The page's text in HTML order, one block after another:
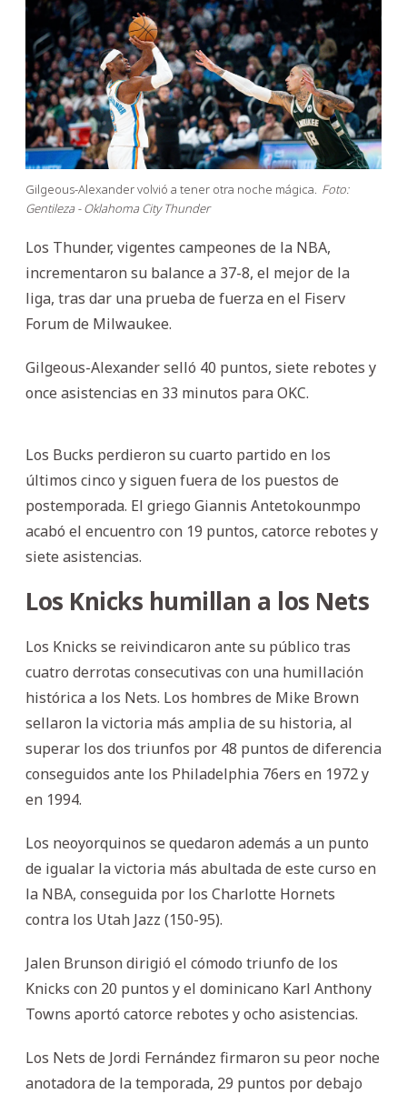
Gilgeous-Alexander volvió a tener otra noche mágica. Foto:
Gentileza - Oklahoma City Thunder
Los Thunder, vigentes campeones de la NBA,
incrementaron su balance a 37-8, el mejor de la
liga, tras dar una prueba de fuerza en el Fiserv
Forum de Milwaukee.
Gilgeous-Alexander selló 40 puntos, siete rebotes y
once asistencias en 33 minutos para OKC.
Los Bucks perdieron su cuarto partido en los
últimos cinco y siguen fuera de los puestos de
postemporada. El griego Giannis Antetokounmpo
acabó el encuentro con 19 puntos, catorce rebotes y
siete asistencias.
Los Knicks humillan a los Nets
Los Knicks se reivindicaron ante su público tras
cuatro derrotas consecutivas con una humillación
histórica a los Nets. Los hombres de Mike Brown
sellaron la victoria más amplia de su historia, al
superar los dos triunfos por 48 puntos de diferencia
conseguidos ante los Philadelphia 76ers en 1972 y
en 1994.
Los neoyorquinos se quedaron además a un punto
de igualar la victoria más abultada de este curso en
la NBA, conseguida por los Charlotte Hornets
contra los Utah Jazz (150-95).
Jalen Brunson dirigió el cómodo triunfo de los
Knicks con 20 puntos y el dominicano Karl Anthony
Towns aportó catorce rebotes y ocho asistencias.
Los Nets de Jordi Fernández firmaron su peor noche
anotadora de la temporada, 29 puntos por debajo